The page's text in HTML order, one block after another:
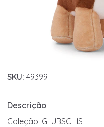
SKU: 49399
Descrição
Coleção: GLUBSCHIS